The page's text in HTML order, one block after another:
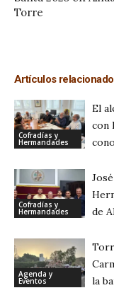
Torre
Artículos
Cofradías y
Hermandades
El
con
Cofradías y
Hermandades
de
Agenda y
Eventos
la